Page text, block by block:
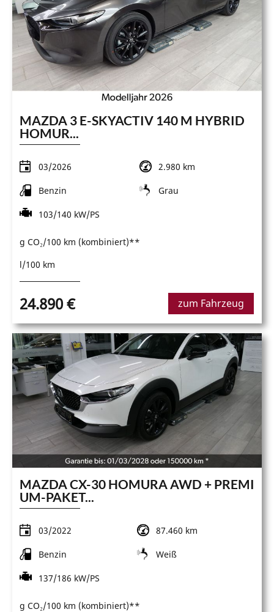
MAZDA 3 E-SKYACTIV 140 M HYBRID
HOMUR...
03/2026 2.980 km
Benzin Grau
103/140 kW/PS
g CO₂/100 km (kombiniert)**
l/100 km
24.890 € zum Fahrzeug
MAZDA CX-30 HOMURA AWD + PREMI
UM-PAKET...
03/2022 87.460 km
Benzin Weiß
137/186 kW/PS
g CO₂/100 km (kombiniert)**